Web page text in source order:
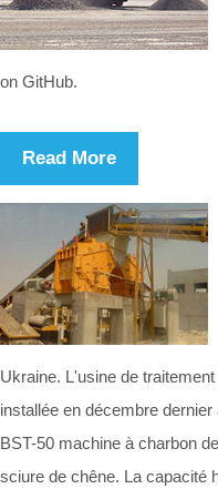
on GitHub.
Read More
Ukraine. L'usine de
installée en décembre
BST-50 machine à charbon
sciure de chêne. La capacité